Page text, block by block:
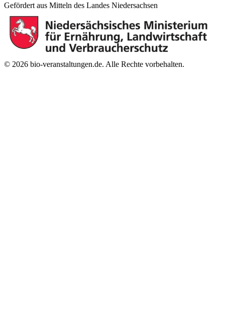
Gefördert aus Mitteln des Landes Niedersachsen
© 2026 bio-veranstaltungen.de. Alle Rechte vorbehalten.